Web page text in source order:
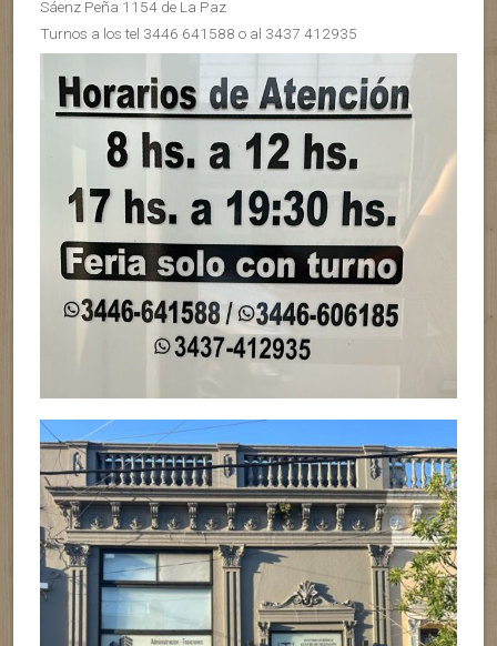
Sáenz Peña 1154 de La Paz
Turnos a los tel 3446 641588 o al 3437 412935